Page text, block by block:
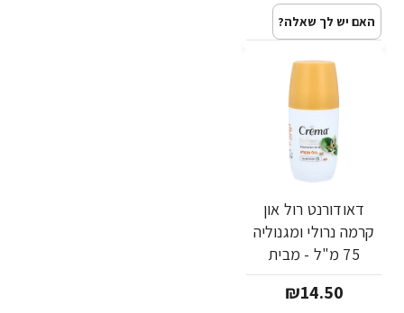
האם יש לך שאלה?
דאודורנט רול און
קרמה נרולי ומגנוליה
75 מ"ל - מבית
Crema
₪14.50